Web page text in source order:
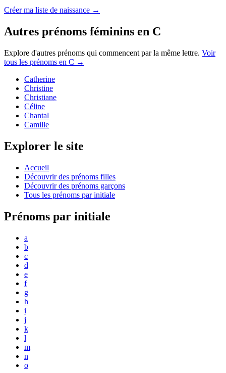
Créer ma liste de naissance →
Autres prénoms féminins en C
Explore d'autres prénoms qui commencent par la même lettre. Voir
tous les prénoms en C →
Catherine
Christine
Christiane
Céline
Chantal
Camille
Explorer le site
Accueil
Découvrir des prénoms filles
Découvrir des prénoms garçons
Tous les prénoms par initiale
Prénoms par initiale
a
b
c
d
e
f
g
h
i
j
k
l
m
n
o